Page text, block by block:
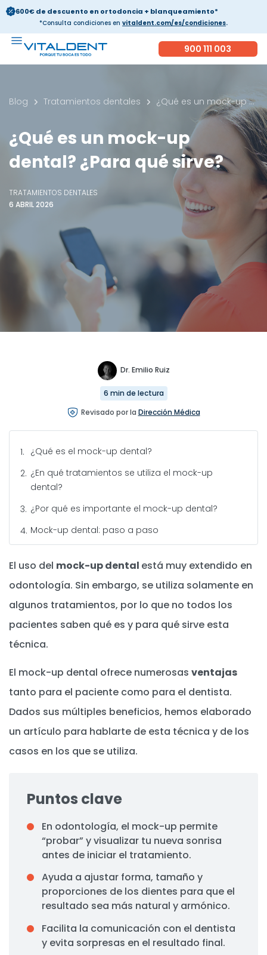
600€ de descuento en ortodoncia + blanqueamiento*
*Consulta condiciones en vitaldent.com/es/condiciones.
900 111 003
Blog Tratamientos dentales ¿Qué es un mock-up dental? ¿Para qué sirve?
¿Qué es un mock-up
dental? ¿Para qué sirve?
TRATAMIENTOS DENTALES
6 ABRIL 2026
Dr. Emilio Ruiz
6 min de lectura
Revisado por la Dirección Médica
¿Qué es el mock-up dental?
¿En qué tratamientos se utiliza el mock-up
dental?
¿Por qué es importante el mock-up dental?
Mock-up dental: paso a paso
El uso del mock-up dental está muy extendido en
odontología. Sin embargo, se utiliza solamente en
algunos tratamientos, por lo que no todos los
pacientes saben qué es y para qué sirve esta
técnica.
El mock-up dental ofrece numerosas ventajas
tanto para el paciente como para el dentista.
Dados sus múltiples beneficios, hemos elaborado
un artículo para hablarte de esta técnica y de los
casos en los que se utiliza.
Puntos clave
En odontología, el mock-up permite
“probar” y visualizar tu nueva sonrisa
antes de iniciar el tratamiento.
Ayuda a ajustar forma, tamaño y
proporciones de los dientes para que el
resultado sea más natural y armónico.
Facilita la comunicación con el dentista
y evita sorpresas en el resultado final.